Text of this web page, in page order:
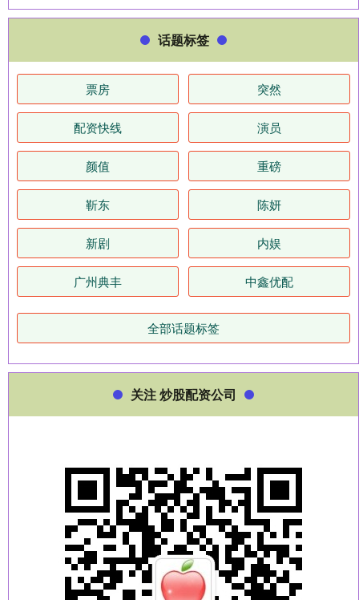
话题标签
票房 突然
配资快线 演员
颜值 重磅
靳东 陈妍
新剧 内娱
广州典丰 中鑫优配
全部话题标签
关注 炒股配资公司